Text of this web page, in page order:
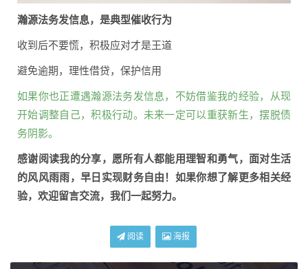
瀚源法务发信息，是典型催收行为
收到后不要慌，积极应对才是王道
避免逾期，理性借贷，保护信用
如果你也正遭遇瀚源法务发信息，不妨借鉴我的经验，从现
开始调整自己，积极行动。未来一定可以重获新生，摆脱债
务阴影。
感谢阅读我的分享，愿所有人都能用理智和勇气，面对生活
的风风雨雨，早日实现财务自由！如果你想了解更多相关经
验，欢迎留言交流，我们一起努力。
阅读 海报